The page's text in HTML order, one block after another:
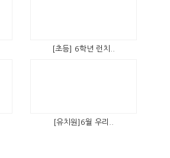
[초등] 6학년 런치..
[유치원]6월 우리..